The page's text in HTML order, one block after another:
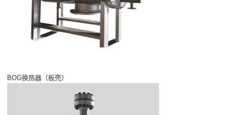
BOG换热器（板壳）